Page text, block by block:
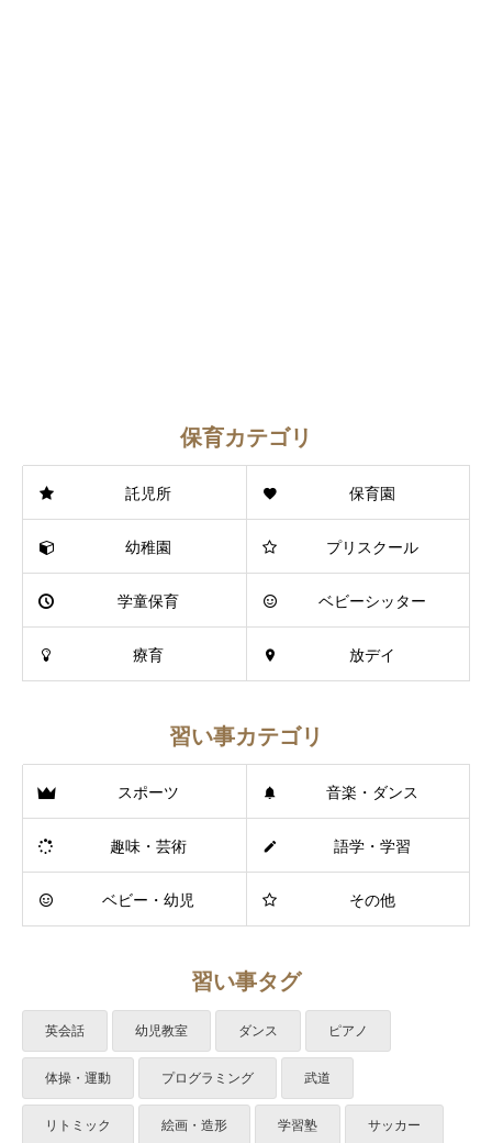
保育カテゴリ
託児所 保育園
幼稚園 プリスクール
学童保育 ベビーシッター
療育 放デイ
習い事カテゴリ
スポーツ 音楽・ダンス
趣味・芸術 語学・学習
ベビー・幼児 その他
習い事タグ
英会話 幼児教室 ダンス ピアノ
体操・運動 プログラミング 武道
リトミック 絵画・造形 学習塾 サッカー